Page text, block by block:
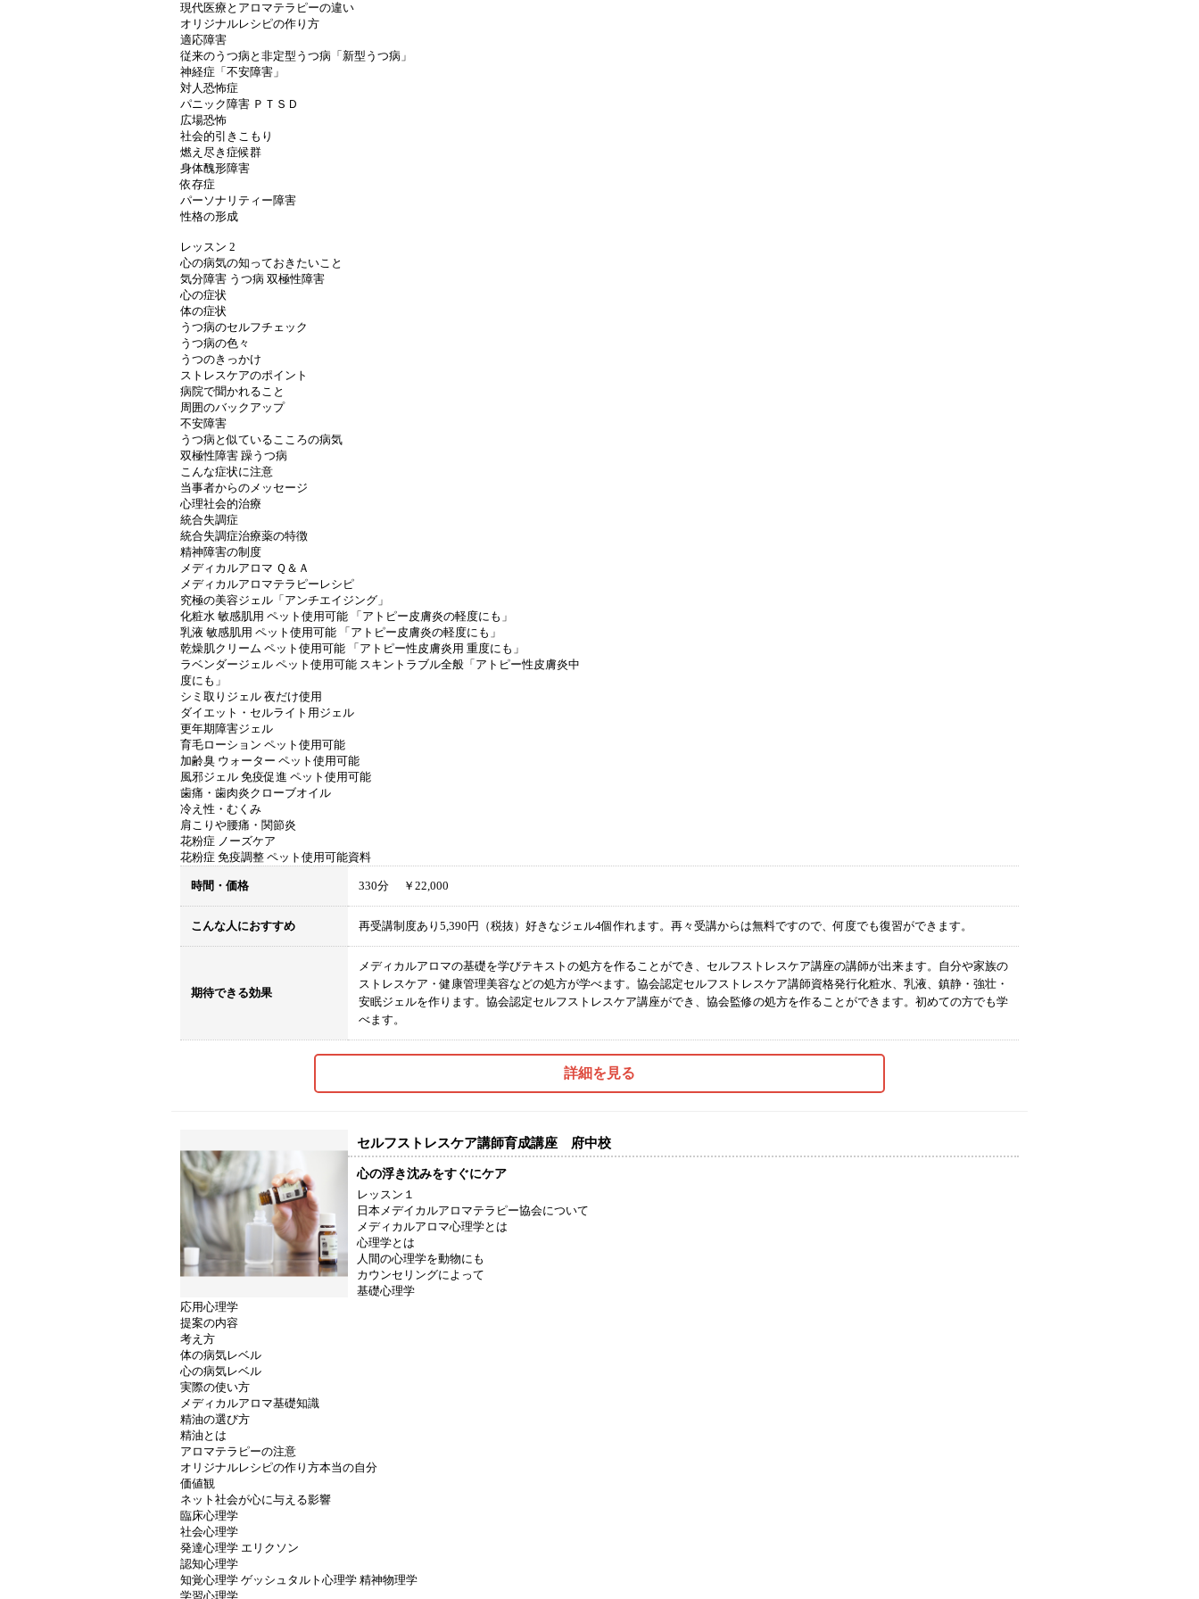
現代医療とアロマテラピーの違い
オリジナルレシピの作り方
適応障害
従来のうつ病と非定型うつ病「新型うつ病」
神経症「不安障害」
対人恐怖症
パニック障害 ＰＴＳＤ
広場恐怖
社会的引きこもり
燃え尽き症候群
身体醜形障害
依存症
パーソナリティー障害
性格の形成
レッスン 2
心の病気の知っておきたいこと
気分障害 うつ病 双極性障害
心の症状
体の症状
うつ病のセルフチェック
うつ病の色々
うつのきっかけ
ストレスケアのポイント
病院で聞かれること
周囲のバックアップ
不安障害
うつ病と似ているこころの病気
双極性障害 躁うつ病
こんな症状に注意
当事者からのメッセージ
心理社会的治療
統合失調症
統合失調症治療薬の特徴
精神障害の制度
メディカルアロマ Ｑ＆Ａ
メディカルアロマテラピーレシピ
究極の美容ジェル「アンチエイジング」
化粧水 敏感肌用 ペット使用可能 「アトピー皮膚炎の軽度にも」
乳液 敏感肌用 ペット使用可能 「アトピー皮膚炎の軽度にも」
乾燥肌クリーム ペット使用可能 「アトピー性皮膚炎用 重度にも」
ラベンダージェル ペット使用可能 スキントラブル全般「アトピー性皮膚炎中
度にも」
シミ取りジェル 夜だけ使用
ダイエット・セルライト用ジェル
更年期障害ジェル
育毛ローション ペット使用可能
加齢臭 ウォーター ペット使用可能
風邪ジェル 免疫促進 ペット使用可能
歯痛・歯肉炎クローブオイル
冷え性・むくみ
肩こりや腰痛・関節炎
花粉症 ノーズケア
花粉症 免疫調整 ペット使用可能資料
時間・価格 330分 ￥22,000
こんな人におすすめ 再受講制度あり5,390円（税抜）好きなジェル4個作れます。再々受講からは無料ですので、何度でも復習ができます。
期待できる効果
メディカルアロマの基礎を学びテキストの処方を作ることができ、セルフストレスケア講座の講師が出来ます。自分や家族の
ストレスケア・健康管理美容などの処方が学べます。協会認定セルフストレスケア講師資格発行化粧水、乳液、鎮静・強壮・
安眠ジェルを作ります。協会認定セルフストレスケア講座ができ、協会監修の処方を作ることができます。初めての方でも学
べます。
詳細を見る
セルフストレスケア講師育成講座 府中校
心の浮き沈みをすぐにケア
レッスン１
日本メデイカルアロマテラピー協会について
メディカルアロマ心理学とは
心理学とは
人間の心理学を動物にも
カウンセリングによって
基礎心理学
応用心理学
提案の内容
考え方
体の病気レベル
心の病気レベル
実際の使い方
メディカルアロマ基礎知識
精油の選び方
精油とは
アロマテラピーの注意
オリジナルレシピの作り方本当の自分
価値観
ネット社会が心に与える影響
臨床心理学
社会心理学
発達心理学 エリクソン
認知心理学
知覚心理学 ゲッシュタルト心理学 精神物理学
学習心理学